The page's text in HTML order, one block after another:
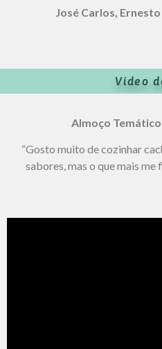
José Carlos,
Vídeo
Almoço
“Gosto muito de cozinhar
sabores, mas o que mais me